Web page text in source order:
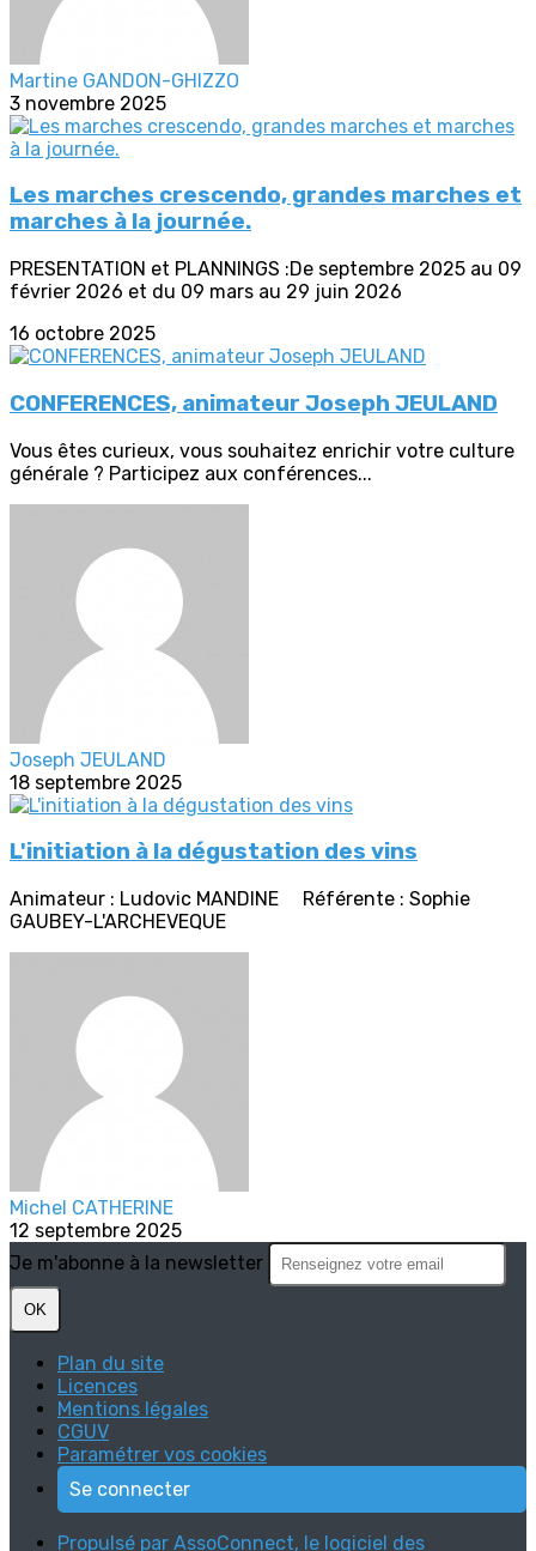
Martine GANDON-GHIZZO
3 novembre 2025
Les marches crescendo, grandes marches et
marches à la journée.
PRESENTATION et PLANNINGS :De septembre 2025 au 09
février 2026 et du 09 mars au 29 juin 2026
16 octobre 2025
CONFERENCES, animateur Joseph JEULAND
Vous êtes curieux, vous souhaitez enrichir votre culture
générale ? Participez aux conférences...
Joseph JEULAND
18 septembre 2025
L'initiation à la dégustation des vins
Animateur : Ludovic MANDINE Référente : Sophie
GAUBEY-L'ARCHEVEQUE
Michel CATHERINE
12 septembre 2025
Je m'abonne à la newsletter
OK
Plan du site
Licences
Mentions légales
CGUV
Paramétrer vos cookies
Se connecter
Propulsé par AssoConnect, le logiciel des